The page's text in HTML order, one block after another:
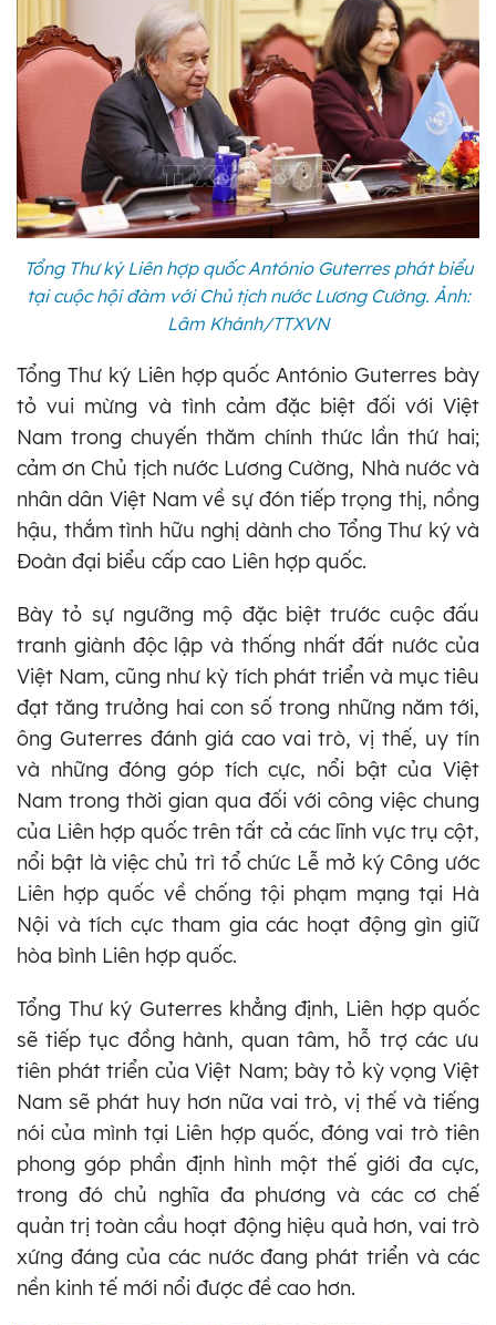
Tổng Thư ký Liên hợp quốc António Guterres phát biểu
tại cuộc hội đàm với Chủ tịch nước Lương Cường. Ảnh:
Lâm Khánh/TTXVN
Tổng Thư ký Liên hợp quốc António Guterres bày
tỏ vui mừng và tình cảm đặc biệt đối với Việt
Nam trong chuyến thăm chính thức lần thứ hai;
cảm ơn Chủ tịch nước Lương Cường, Nhà nước và
nhân dân Việt Nam về sự đón tiếp trọng thị, nồng
hậu, thắm tình hữu nghị dành cho Tổng Thư ký và
Đoàn đại biểu cấp cao Liên hợp quốc.
Bày tỏ sự ngưỡng mộ đặc biệt trước cuộc đấu
tranh giành độc lập và thống nhất đất nước của
Việt Nam, cũng như kỳ tích phát triển và mục tiêu
đạt tăng trưởng hai con số trong những năm tới,
ông Guterres đánh giá cao vai trò, vị thế, uy tín
và những đóng góp tích cực, nổi bật của Việt
Nam trong thời gian qua đối với công việc chung
của Liên hợp quốc trên tất cả các lĩnh vực trụ cột,
nổi bật là việc chủ trì tổ chức Lễ mở ký Công ước
Liên hợp quốc về chống tội phạm mạng tại Hà
Nội và tích cực tham gia các hoạt động gìn giữ
hòa bình Liên hợp quốc.
Tổng Thư ký Guterres khẳng định, Liên hợp quốc
sẽ tiếp tục đồng hành, quan tâm, hỗ trợ các ưu
tiên phát triển của Việt Nam; bày tỏ kỳ vọng Việt
Nam sẽ phát huy hơn nữa vai trò, vị thế và tiếng
nói của mình tại Liên hợp quốc, đóng vai trò tiên
phong góp phần định hình một thế giới đa cực,
trong đó chủ nghĩa đa phương và các cơ chế
quản trị toàn cầu hoạt động hiệu quả hơn, vai trò
xứng đáng của các nước đang phát triển và các
nền kinh tế mới nổi được đề cao hơn.